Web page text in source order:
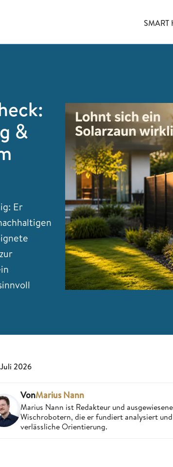
SMART
&
Er
2026
VonMarius Nann
Marius Nann ist Redakteur und
Wischrobotern, die er fundiert analysiert
verlässliche Orientierung.